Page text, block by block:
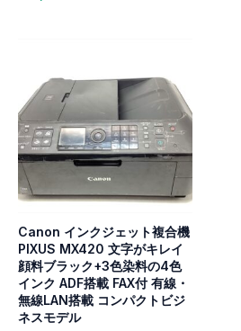
Canon インクジェット複合機
PIXUS MX420 文字がキレイ
顔料ブラック+3色染料の4色
インク ADF搭載 FAX付 有線・
無線LAN搭載 コンパクトビジ
ネスモデル